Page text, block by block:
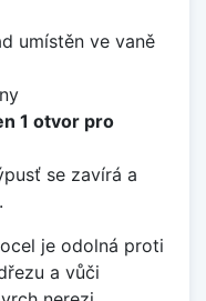
umístěn ve vaně
1 otvor pro
se zavírá a
je odolná proti
a vůči